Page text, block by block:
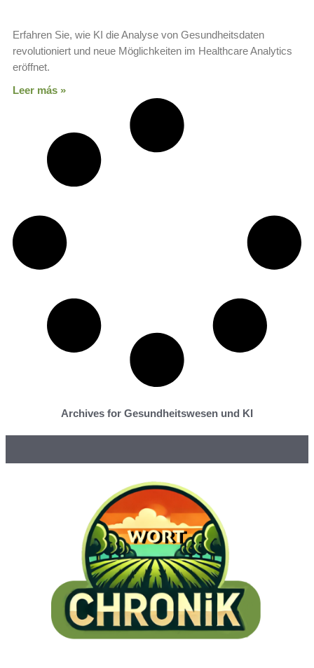
Erfahren Sie, wie KI die Analyse von Gesundheitsdaten
revolutioniert und neue Möglichkeiten im Healthcare Analytics
eröffnet.
Leer más »
Archives for Gesundheitswesen und KI